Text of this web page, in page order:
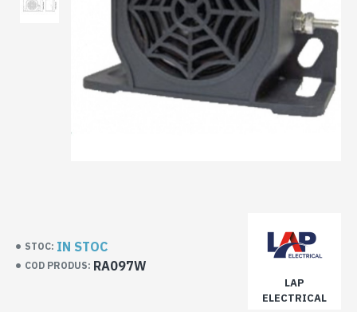
STOC: IN STOC
COD PRODUS: RA097W
LAP
ELECTRICAL